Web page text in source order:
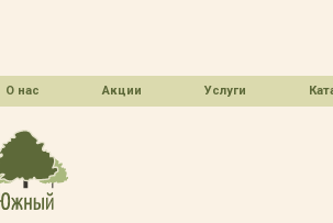
О нас Акции Услуги